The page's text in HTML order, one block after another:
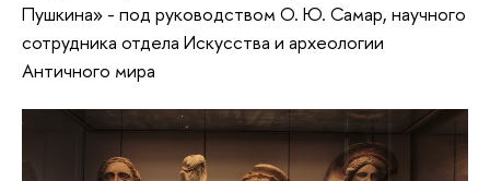
Пушкина» - под руководством О. Ю. Самар, научного
сотрудника отдела Искусства и археологии
Античного мира